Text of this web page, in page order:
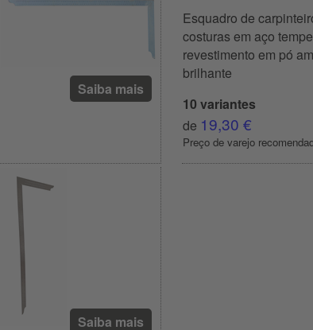
Saiba mais
Esquadro de
costuras em aço
revestimento em pó
brilhante
10 variantes
de 19,30 €
Preço de varejo
Saiba mais